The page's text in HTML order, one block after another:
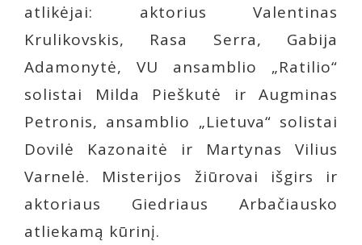
atlikėjai: aktorius Valentinas
Krulikovskis, Rasa Serra, Gabija
Adamonytė, VU ansamblio „Ratilio“
solistai Milda Pieškutė ir Augminas
Petronis, ansamblio „Lietuva“ solistai
Dovilė Kazonaitė ir Martynas Vilius
Varnelė. Misterijos žiūrovai išgirs ir
aktoriaus Giedriaus Arbačiausko
atliekamą kūrinį.